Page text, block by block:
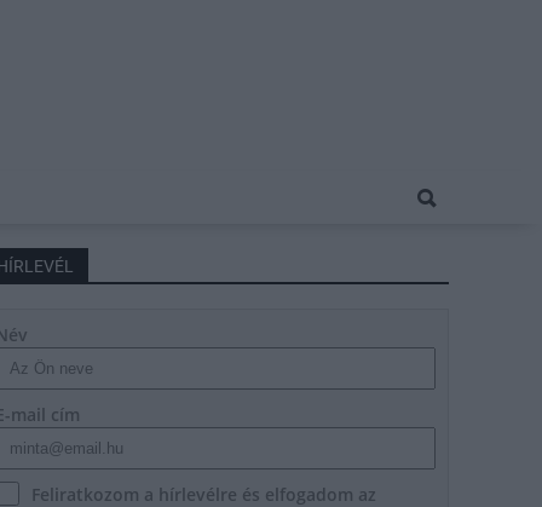
mail cím
Feliratkozom a hírlevélre és elfogadom az